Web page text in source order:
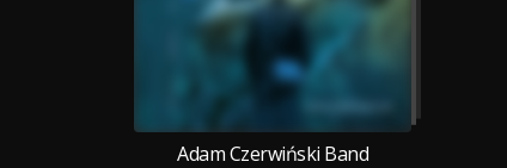
Adam Czerwiński Band